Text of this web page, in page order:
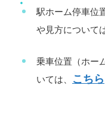
駅ホーム停車位
や見方について
乗車位置（ホー
いては、
こちら